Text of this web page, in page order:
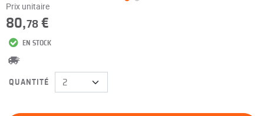
Prix unitaire
80,78 €
EN STOCK
QUANTITÉ